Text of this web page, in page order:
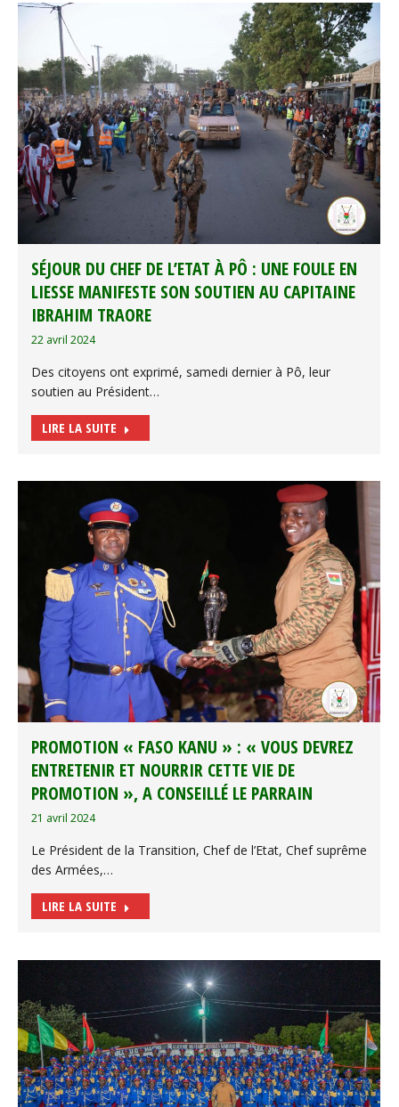
SÉJOUR DU CHEF DE L’ETAT À PÔ : UNE FOULE EN
LIESSE MANIFESTE SON SOUTIEN AU CAPITAINE
IBRAHIM TRAORE
22 avril 2024
Des citoyens ont exprimé, samedi dernier à Pô, leur
soutien au Président…
LIRE LA SUITE
PROMOTION « FASO KANU » : « VOUS DEVREZ
ENTRETENIR ET NOURRIR CETTE VIE DE
PROMOTION », A CONSEILLÉ LE PARRAIN
21 avril 2024
Le Président de la Transition, Chef de l’Etat, Chef suprême
des Armées,…
LIRE LA SUITE